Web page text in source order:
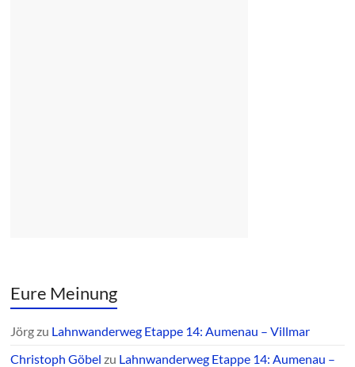
Eure Meinung
Jörgzu Lahnwanderweg Etappe 14: Aumenau – Villmar
Christoph Göbel zu Lahnwanderweg Etappe 14: Aumenau –